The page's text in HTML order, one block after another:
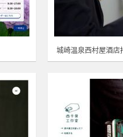
城崎温泉西村屋酒店